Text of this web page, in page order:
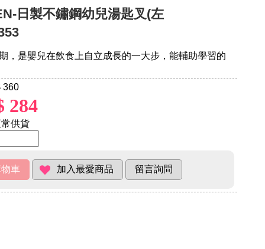
日製不鏽鋼幼兒湯匙叉(左
，是嬰兒在飲食上自立成長的一大步，能輔助學習的
360
284
供貨